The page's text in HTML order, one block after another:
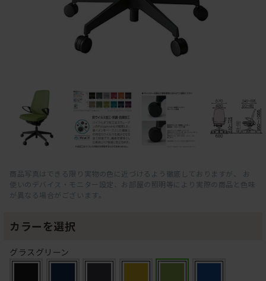
商品写真はできる限り実物の色に近づけるよう徹底しておりますが、 お
使いのデバイス・モニター設定、お部屋の照明等により実際の商品と色味
が異なる場合がございます。
カラーを選択
グラスグリーン